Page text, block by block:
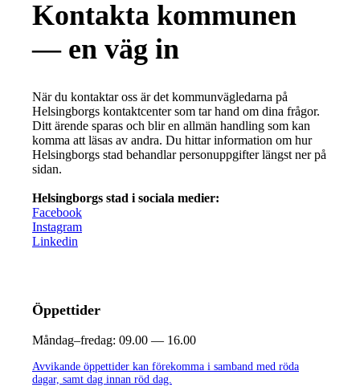
Kontakta kommunen
— en väg in
När du kontaktar oss är det kommunvägledarna på
Helsingborgs kontaktcenter som tar hand om dina frågor.
Ditt ärende sparas och blir en allmän handling som kan
komma att läsas av andra. Du hittar information om hur
Helsingborgs stad behandlar personuppgifter längst ner på
sidan.
Helsingborgs stad i sociala medier:
Facebook
Instagram
Linkedin
Öppettider
Måndag–fredag: 09.00 — 16.00
Avvikande öppettider kan förekomma i samband med röda
dagar, samt dag innan röd dag.